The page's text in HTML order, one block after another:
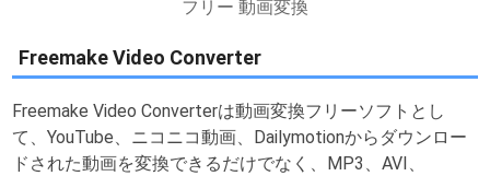
フリー 動画変換
Freemake Video Converter
Freemake Video Converterは動画変換フリーソフトとし
て、YouTube、ニコニコ動画、Dailymotionからダウンロー
ドされた動画を変換できるだけでなく、MP3、AVI、